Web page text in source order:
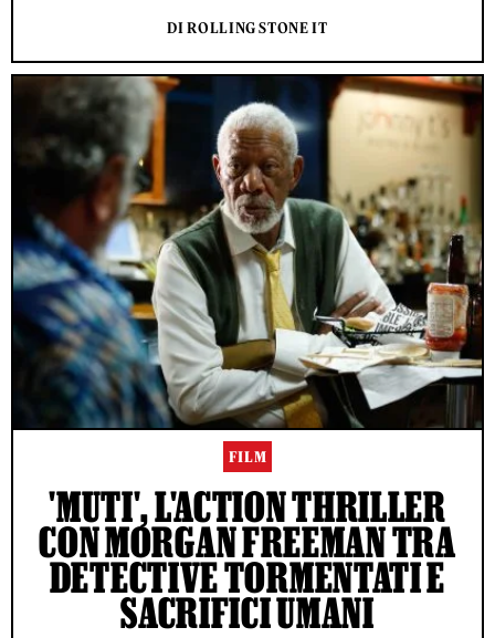
DI ROLLING STONE IT
FILM
'MUTI', L'ACTION THRILLER
CON MORGAN FREEMAN TRA
DETECTIVE TORMENTATI E
SACRIFICI UMANI